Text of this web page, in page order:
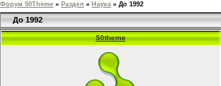
Форум 50Theme » Раздел » Наука » До 1992
До 1992
50theme